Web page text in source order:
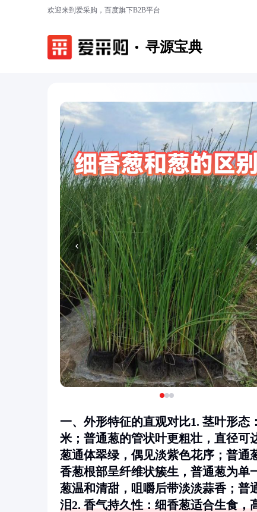
欢迎来到爱采购，百度旗下B2B平台
寻源宝典
‹
一、外形特征的直观对比1. 茎叶形态
米；普通葱的管状叶更粗壮，直径可
葱通体翠绿，偶见淡紫色花序；普通
香葱根部呈纤维状簇生，普通葱为单
葱温和清甜，咀嚼后带淡淡蒜香；普
泪2. 香气持久性 ：细香葱适合生食